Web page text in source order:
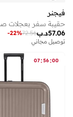
فيجنر
د.ب57.06
72.56
-22%
توصيل مجاني
07:56:00